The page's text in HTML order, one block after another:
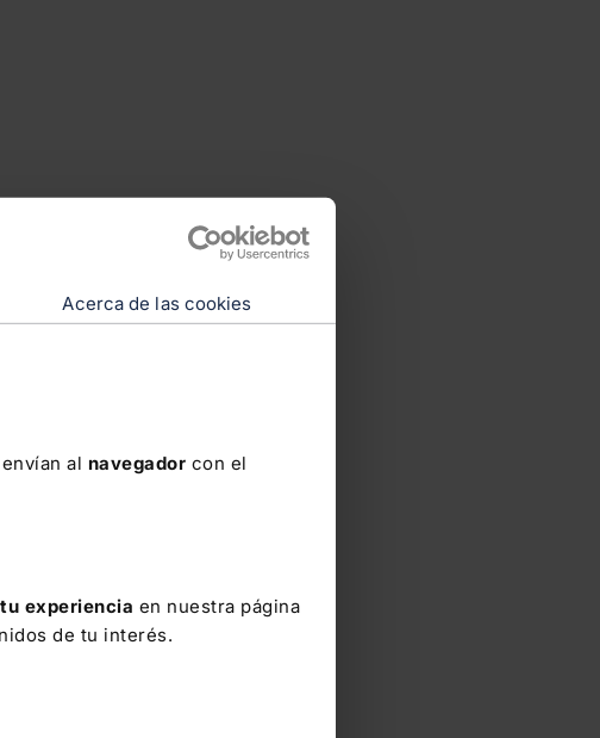
Acerca de las cookies
al navegador con el
experiencia en nuestra página
de tu interés.